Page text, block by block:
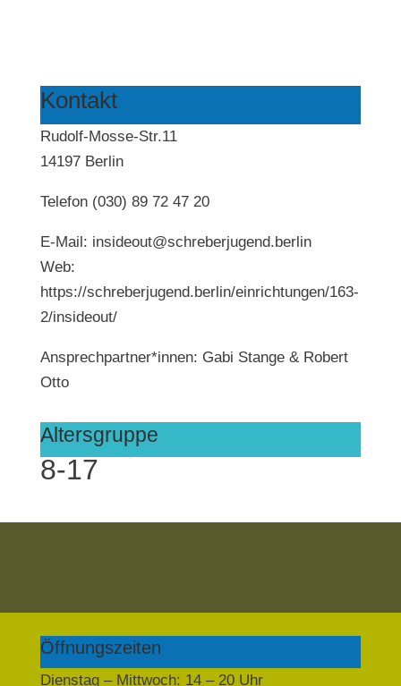
Kontakt
Rudolf-Mosse-Str.11
14197 Berlin
Telefon (030) 89 72 47 20
E-Mail: insideout@schreberjugend.berlin
Web:
https://schreberjugend.berlin/einrichtungen/163-
2/insideout/
Ansprechpartner*innen: Gabi Stange & Robert
Otto
Altersgruppe
8-17
Öffnungszeiten
Dienstag – Mittwoch: 14 – 20 Uhr